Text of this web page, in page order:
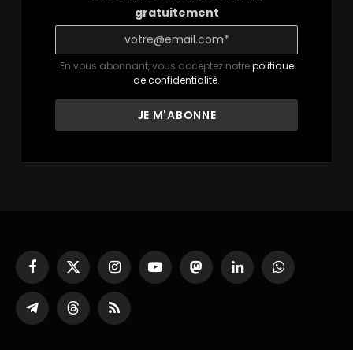
gratuitement
En vous abonnant, vous acceptez notrepolitique
de confidentialité.
Facebook
X
(Twitter)
InstagramYouTubeMastodonLinkedInWhatsApp
Partager
sur
ThreadsRSS